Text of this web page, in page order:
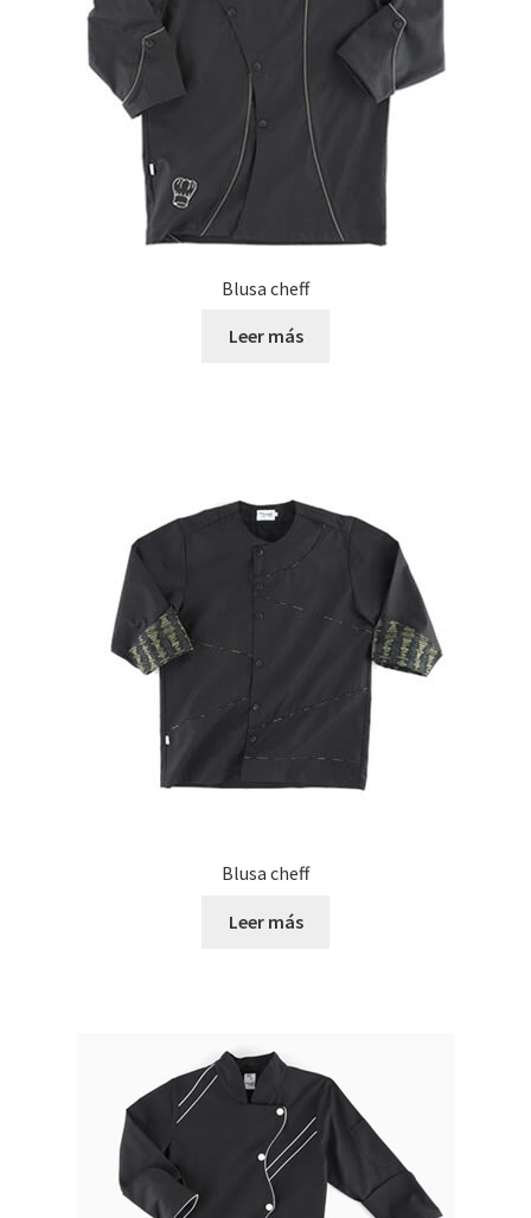
Blusa cheff
Leer más
Blusa cheff
Leer más